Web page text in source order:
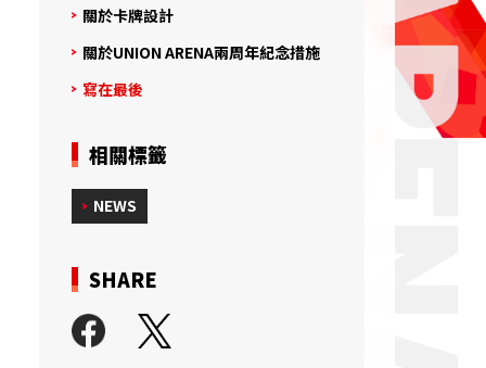
關於卡牌設計
關於UNION ARENA兩周年紀念措施
寫在最後
相關標籤
NEWS
SHARE